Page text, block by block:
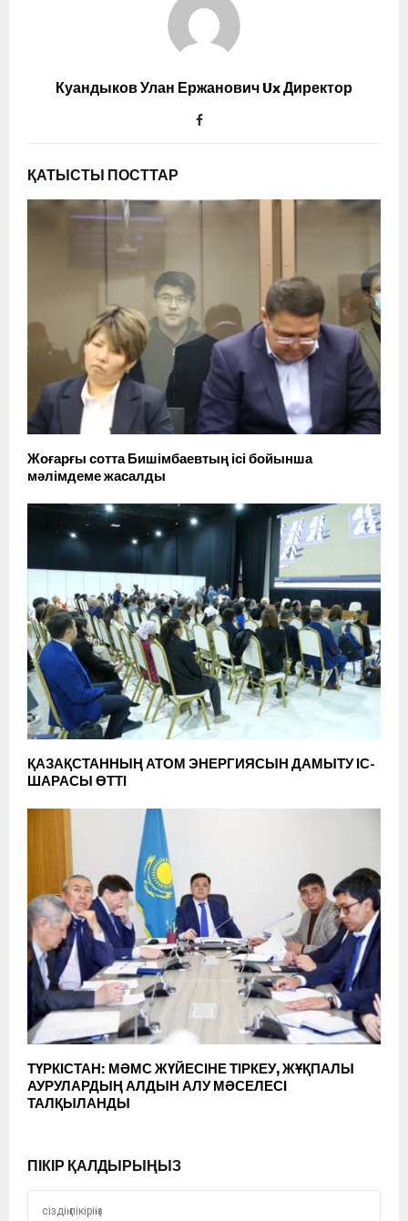
Куандыков Улан Ержанович Ux Директор
ҚАТЫСТЫ ПОСТТАР
Жоғарғы сотта Бишімбаевтың ісі бойынша
мәлімдеме жасалды
ҚАЗАҚСТАННЫҢ АТОМ ЭНЕРГИЯСЫН ДАМЫТУ ІС-
ШАРАСЫ ӨТТІ
ТҮРКІСТАН: МӘМС ЖҮЙЕСІНЕ ТІРКЕУ, ЖҰҚПАЛЫ
АУРУЛАРДЫҢ АЛДЫН АЛУ МӘСЕЛЕСІ
ТАЛҚЫЛАНДЫ
ПІКІР ҚАЛДЫРЫҢЫЗ